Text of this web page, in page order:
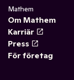
Mathem
Om Mathem
Karriär
Press
För företag